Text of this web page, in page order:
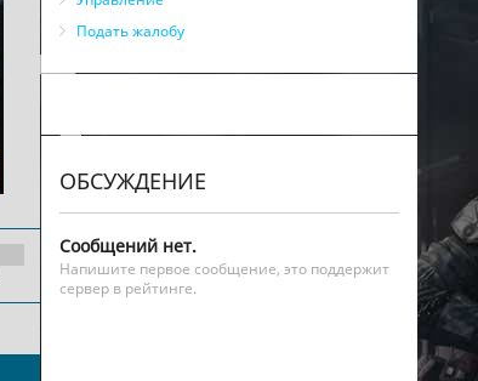
Подать жалобу
ОБСУЖДЕНИЕ
Сообщений нет.
Напишите первое сообщение, это поддержит
сервер в рейтинге.